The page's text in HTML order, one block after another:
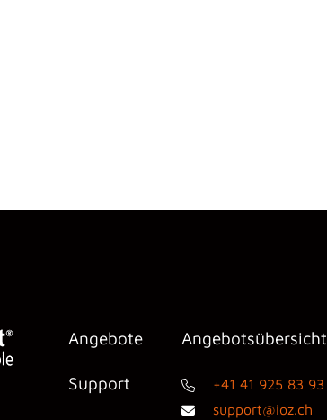
Angebote Angebotsübersicht
Support
+41 41 925 83 93
support@ioz.ch